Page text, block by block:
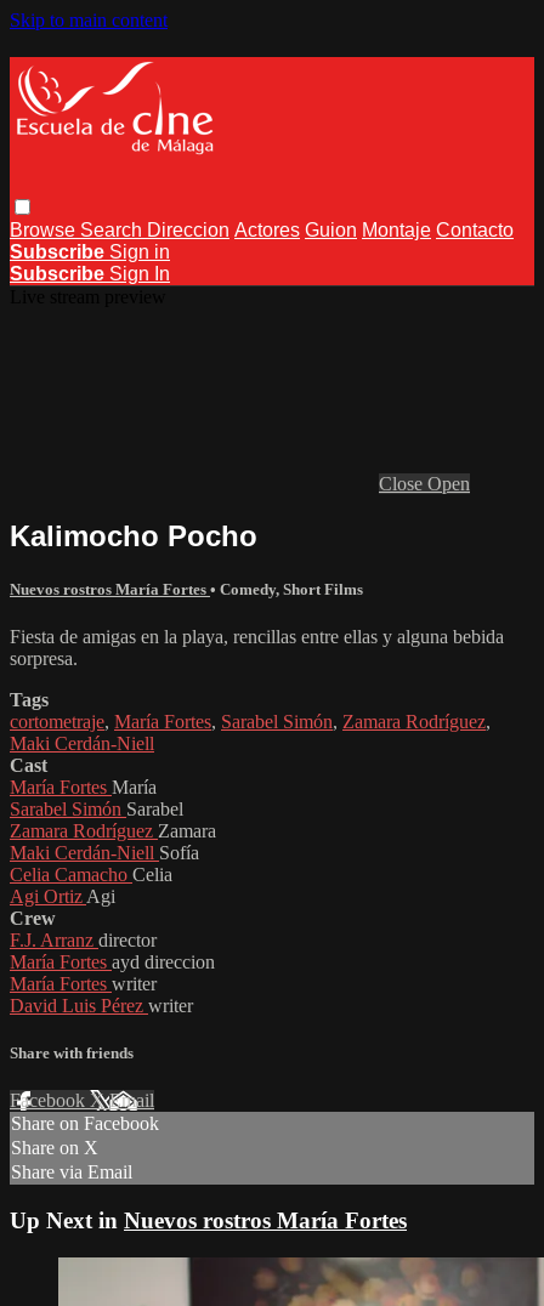
Skip to main content
Browse Search Direccion Actores Guion Montaje Contacto
Subscribe Sign in
Subscribe Sign In
Close Open
Kalimocho Pocho
Nuevos rostros María Fortes • Comedy, Short Films
Fiesta de amigas en la playa, rencillas entre ellas y alguna bebida
sorpresa.
Tags
cortometraje, María Fortes, Sarabel Simón, Zamara Rodríguez,
Maki Cerdán-Niell
Cast
María Fortes María
Sarabel Simón Sarabel
Zamara Rodríguez Zamara
Maki Cerdán-Niell Sofía
Celia Camacho Celia
Agi Ortiz Agi
Crew
F.J. Arranz director
María Fortes ayd direccion
María Fortes writer
David Luis Pérez writer
Share with friends
Facebook XEmail
Share on Facebook
Share on X
Share via Email
Up Next in Nuevos rostros María Fortes